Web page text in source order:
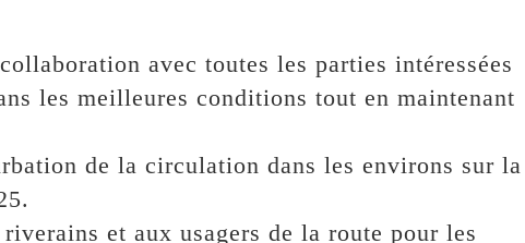
avec toutes les parties intéressées
les meilleures conditions tout en maintenant
de la circulation dans les environs sur la
et aux usagers de la route pour les